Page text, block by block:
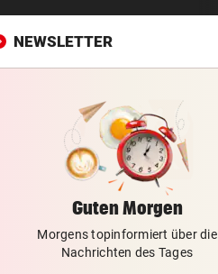
Wie Bezirksvorsteher
der MA 7 scheitert
4933,33 € VON BLINDEM vor
und weiter geht‘s
UMBAU IM STADION vor
Druck kennt die SV Ried
einzig vom Klo
TROTZDEM STARK BEI EM vor
Beim Spazieren am Kopf
NEWSLETTER
Guten Morgen
Morgens topinformiert über die
Nachrichten des Tages